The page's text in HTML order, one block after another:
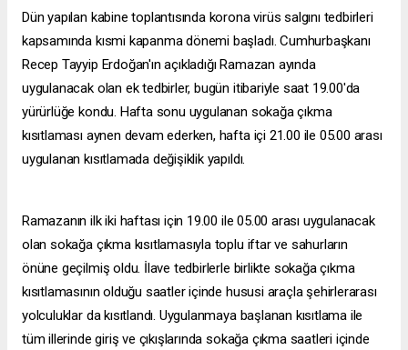
Dün yapılan kabine toplantısında korona virüs salgını tedbirleri
kapsamında kısmi kapanma dönemi başladı. Cumhurbaşkanı
Recep Tayyip Erdoğan'ın açıkladığı Ramazan ayında
uygulanacak olan ek tedbirler, bugün itibariyle saat 19.00'da
yürürlüğe kondu. Hafta sonu uygulanan sokağa çıkma
kısıtlaması aynen devam ederken, hafta içi 21.00 ile 05.00 arası
uygulanan kısıtlamada değişiklik yapıldı.
Ramazanın ilk iki haftası için 19.00 ile 05.00 arası uygulanacak
olan sokağa çıkma kısıtlamasıyla toplu iftar ve sahurların
önüne geçilmiş oldu. İlave tedbirlerle birlikte sokağa çıkma
kısıtlamasının olduğu saatler içinde hususi araçla şehirlerarası
yolculuklar da kısıtlandı. Uygulanmaya başlanan kısıtlama ile
tüm illerinde giriş ve çıkışlarında sokağa çıkma saatleri içinde